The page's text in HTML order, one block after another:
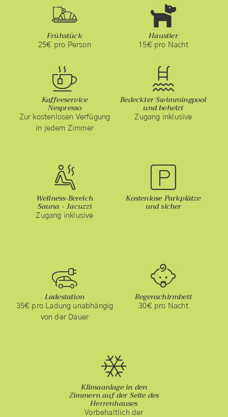
Frühstück
25€ pro Person
Haustier
15€ pro Nacht
Kaffeeservice
Nespresso
Zur kostenlosen Verfügung
in jedem Zimmer
Bedeckter Swimmingpool
und beheizt
Zugang inklusive
Wellness-Bereich
Sauna - Jacuzzi
Zugang inklusive
Kostenlose Parkplätze
und sicher
Ladestation
35€ pro Ladung unabhängig
von der Dauer
Regenschirmbett
30€ pro Nacht
Klimaanlage in den
Zimmern auf der Seite des
Herrenhauses
Vorbehaltlich der